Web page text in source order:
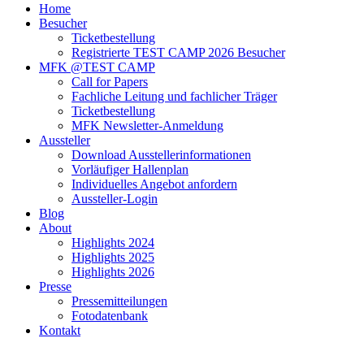
Home
Besucher
Ticketbestellung
Registrierte TEST CAMP 2026 Besucher
MFK @TEST CAMP
Call for Papers
Fachliche Leitung und fachlicher Träger
Ticketbestellung
MFK Newsletter-Anmeldung
Aussteller
Download Ausstellerinformationen
Vorläufiger Hallenplan
Individuelles Angebot anfordern
Aussteller-Login
Blog
About
Highlights 2024
Highlights 2025
Highlights 2026
Presse
Pressemitteilungen
Fotodatenbank
Kontakt